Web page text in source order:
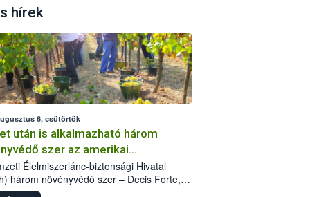
hírek
6, csütörtök
után is alkalmazható három
szer az amerikai
ellen
Élelmiszerlánc-biztonsági Hivatal
három növényvédő szer – Decis Forte,
24 EW, Oroganic – engedélyokiratát